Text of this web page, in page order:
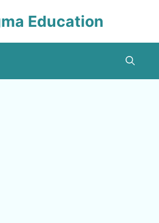
Education